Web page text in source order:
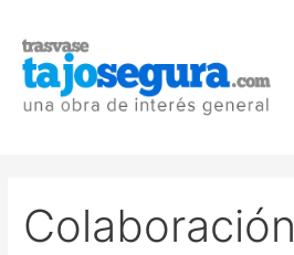
Colaboración